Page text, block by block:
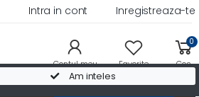
Am inteles
Intra in cont Inregistreaza-te
Contul meu Favorite
0
Cos